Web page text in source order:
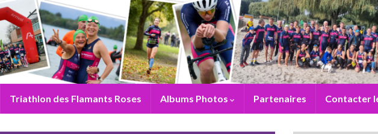
Triathlon des Flamants Roses Albums Photos Partenaires Contacter